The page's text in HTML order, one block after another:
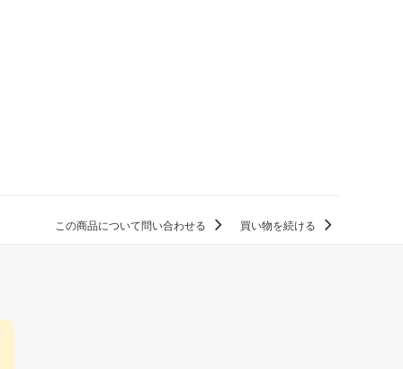
この商品について問い合わせる 買い物を続ける